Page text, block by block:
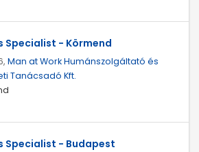
Specialist - Körmend
Man at Work Humánszolgáltató és
Tanácsadó Kft.
Specialist - Budapest